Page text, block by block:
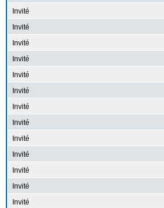
Invité
Invité
Invité
Invité
Invité
Invité
Invité
Invité
Invité
Invité
Invité
Invité
Invité